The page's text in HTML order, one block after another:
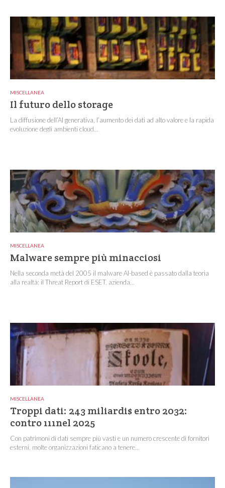
MISCELLANEA
Il futuro dello storage
La diffusione dell’AI generativa, l’aumento dei dati ad alto valore e la rapida
evoluzione degli ambienti cloud...
MISCELLANEA
Malware sempre più minacciosi
Nella seconda metà del 2005 il malware AI-based è passato dalla teoria
alla realtà: il Threat Report di ESET, azienda...
MISCELLANEA
Troppi dati: 243 miliardi$ entro 2032:
contro 111nel 2025
Con patrimoni di dati sempre più vasti e un numero crescente di fornitori
esterni, molte organizzazioni faticano a tenere...